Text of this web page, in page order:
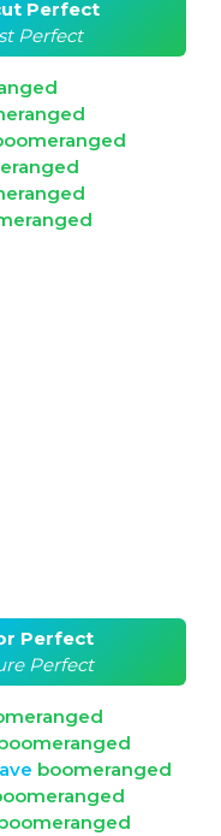
Perfect
Perfect
Perfect
Perfect
boomeranged